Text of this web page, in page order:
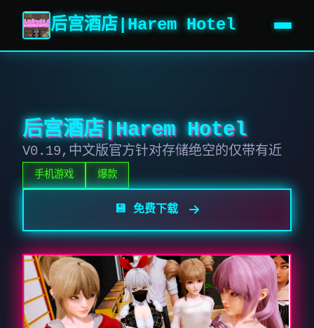
后宫酒店|Harem Hotel
后宫酒店|Harem Hotel
V0.19,中文版官方针对存储绝空的仅带有近
手机游戏 爆款
💾 免费下载